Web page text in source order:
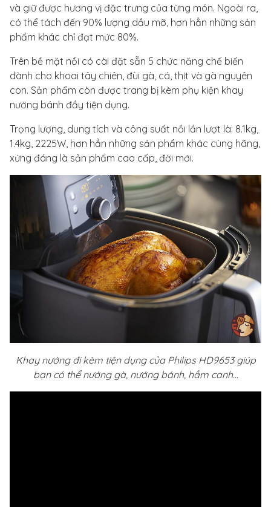
và giữ được hương vị đặc trưng của từng món. Ngoài ra,
có thể tách đến 90% lượng dầu mỡ, hơn hẳn những sản
phẩm khác chỉ đạt mức 80%.
Trên bề mặt nồi có cài đặt sẵn 5 chức năng chế biến
dành cho khoai tây chiên, đùi gà, cá, thịt và gà nguyên
con. Sản phẩm còn được trang bị kèm phụ kiện khay
nướng bánh đầy tiện dụng.
Trọng lượng, dung tích và công suất nồi lần lượt là: 8.1kg,
1.4kg, 2225W, hơn hẳn những sản phẩm khác cùng hãng,
xứng đáng là sản phẩm cao cấp, đời mới.
Khay nướng đi kèm tiện dụng của Philips HD9653 giúp
bạn có thể nướng gà, nướng bánh, hầm canh...